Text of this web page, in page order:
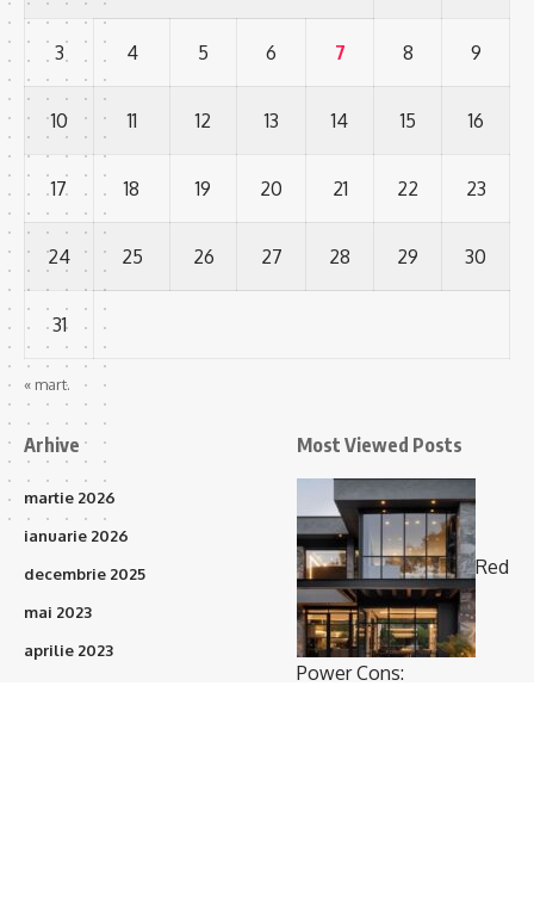
3 4 5 6 7 8 9
10 11 12 13 14 15 16
17 18 19 20 21 22 23
24 25 26 27 28 29 30
31
« mart.
Arhive
martie 2026
ianuarie 2026
decembrie 2025
mai 2023
aprilie 2023
Most Viewed Posts
Red
Power Cons: